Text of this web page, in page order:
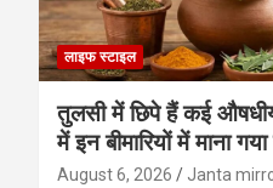
लाइफ स्टाइल
तुलसी में छिपे हैं कई
में इन बीमारियों में माना
August 6, 2026 Janta